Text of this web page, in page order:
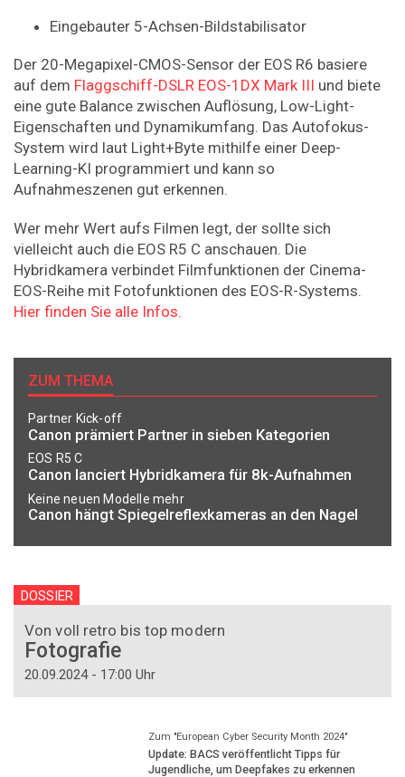
Eingebauter 5-Achsen-Bildstabilisator
Der 20-Megapixel-CMOS-Sensor der EOS R6 basiere
auf dem Flaggschiff-DSLR EOS-1DX Mark III und biete
eine gute Balance zwischen Auflösung, Low-Light-
Eigenschaften und Dynamikumfang. Das Autofokus-
System wird laut Light+Byte mithilfe einer Deep-
Learning-KI programmiert und kann so
Aufnahmeszenen gut erkennen.
Wer mehr Wert aufs Filmen legt, der sollte sich
vielleicht auch die EOS R5 C anschauen. Die
Hybridkamera verbindet Filmfunktionen der Cinema-
EOS-Reihe mit Fotofunktionen des EOS-R-Systems.
Hier finden Sie alle Infos.
ZUM THEMA
Partner Kick-off
Canon prämiert Partner in sieben Kategorien
EOS R5 C
Canon lanciert Hybridkamera für 8k-Aufnahmen
Keine neuen Modelle mehr
Canon hängt Spiegelreflexkameras an den Nagel
DOSSIER
Von voll retro bis top modern
Fotografie
20.09.2024 - 17:00 Uhr
Zum "European Cyber Security Month 2024"
Update: BACS veröffentlicht Tipps für
Jugendliche, um Deepfakes zu erkennen